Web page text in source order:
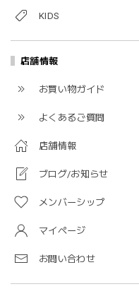
KIDS
店舗情報
お買い物ガイド
よくあるご質問
店舗情報
ブログ/お知らせ
メンバーシップ
マイページ
お問い合わせ